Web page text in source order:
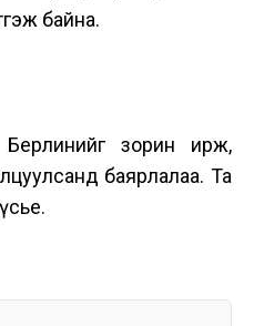
байна.
Берлинийг зорин ирж,
баярлалаа. Та